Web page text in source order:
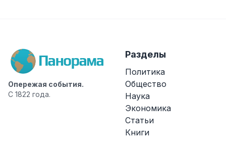
Опережая события.
С 1822 года.
Разделы
Политика
Общество
Наука
Экономика
Статьи
Книги